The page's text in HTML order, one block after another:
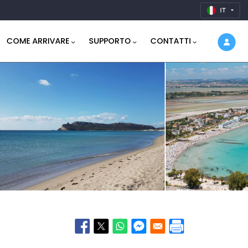
IT
COME ARRIVARE SUPPORTO CONTATTI